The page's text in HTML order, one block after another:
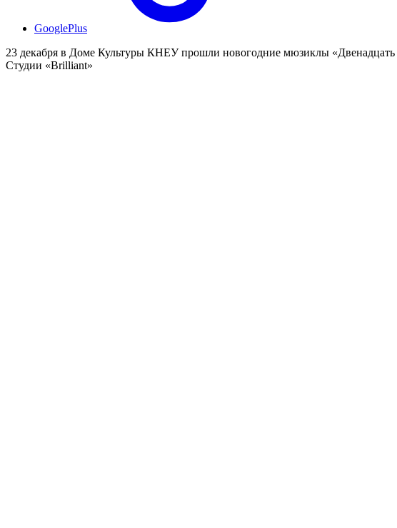
GooglePlus
23 декабря в Доме Культуры КНЕУ прошли новогодние мюзиклы
Студии «Brilliant»